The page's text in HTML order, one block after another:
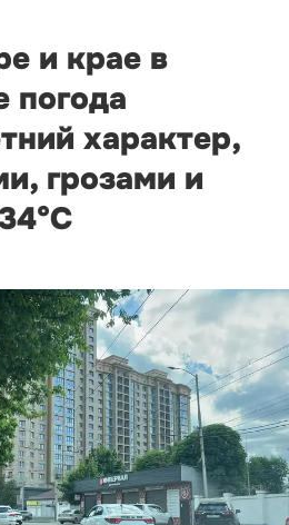
и крае в
погода
характер,
грозами и